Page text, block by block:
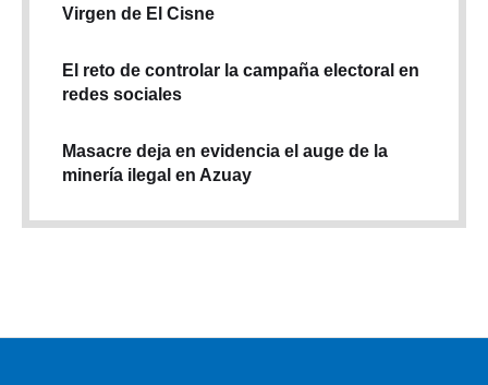
Virgen de El Cisne
El reto de controlar la campaña electoral en
redes sociales
Masacre deja en evidencia el auge de la
minería ilegal en Azuay